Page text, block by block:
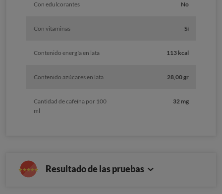
Con edulcorantes No
Con vitaminas Sí
Contenido energía en lata 113 kcal
Contenido azúcares en lata 28,00 gr
Cantidad de cafeína por 100
ml
32 mg
Resultado de las pruebas